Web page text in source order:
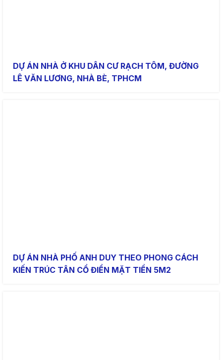
DỰ ÁN NHÀ Ở KHU DÂN CƯ RẠCH TÔM, ĐƯỜNG
LÊ VĂN LƯƠNG, NHÀ BÈ, TPHCM
DỰ ÁN NHÀ PHỐ ANH DUY THEO PHONG CÁCH
KIẾN TRÚC TÂN CỔ ĐIỂN MẶT TIỀN 5M2